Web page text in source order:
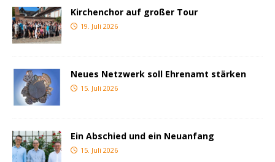
Kirchenchor auf großer Tour
19. Juli 2026
Neues Netzwerk soll Ehrenamt stärken
15. Juli 2026
Ein Abschied und ein Neuanfang
15. Juli 2026